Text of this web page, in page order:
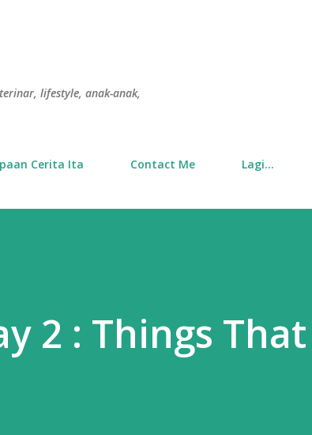
lifestyle, anak-anak,
Cerita Ita Contact Me Lagi…
2 : Things That